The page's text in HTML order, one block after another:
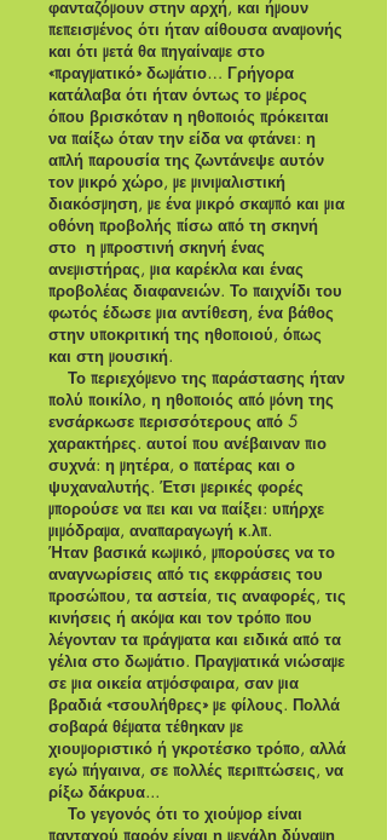
φανταζόμουν στην αρχή, και ήμουν
πεπεισμένος ότι ήταν αίθουσα αναμονής
και ότι μετά θα πηγαίναμε στο
«πραγματικό» δωμάτιο… Γρήγορα
κατάλαβα ότι ήταν όντως το μέρος
όπου βρισκόταν η ηθοποιός πρόκειται
να παίξω όταν την είδα να φτάνει: η
απλή παρουσία της ζωντάνεψε αυτόν
τον μικρό χώρο, με μινιμαλιστική
διακόσμηση, με ένα μικρό σκαμπό και μια
οθόνη προβολής πίσω από τη σκηνή
στο η μπροστινή σκηνή ένας
ανεμιστήρας, μια καρέκλα και ένας
προβολέας διαφανειών. Το παιχνίδι του
φωτός έδωσε μια αντίθεση, ένα βάθος
στην υποκριτική της ηθοποιού, όπως
και στη μουσική.
Το περιεχόμενο της παράστασης ήταν
πολύ ποικίλο, η ηθοποιός από μόνη της
ενσάρκωσε περισσότερους από 5
χαρακτήρες. αυτοί που ανέβαιναν πιο
συχνά: η μητέρα, ο πατέρας και ο
ψυχαναλυτής. Έτσι μερικές φορές
μπορούσε να πει και να παίξει: υπήρχε
μιμόδραμα, αναπαραγωγή κ.λπ.
Ήταν βασικά κωμικό, μπορούσες να το
αναγνωρίσεις από τις εκφράσεις του
προσώπου, τα αστεία, τις αναφορές, τις
κινήσεις ή ακόμα και τον τρόπο που
λέγονταν τα πράγματα και ειδικά από τα
γέλια στο δωμάτιο. Πραγματικά νιώσαμε
σε μια οικεία ατμόσφαιρα, σαν μια
βραδιά «τσουλήθρες» με φίλους. Πολλά
σοβαρά θέματα τέθηκαν με
χιουμοριστικό ή γκροτέσκο τρόπο, αλλά
εγώ πήγαινα, σε πολλές περιπτώσεις, να
ρίξω δάκρυα...
Το γεγονός ότι το χιούμορ είναι
πανταχού παρόν είναι η μεγάλη δύναμη